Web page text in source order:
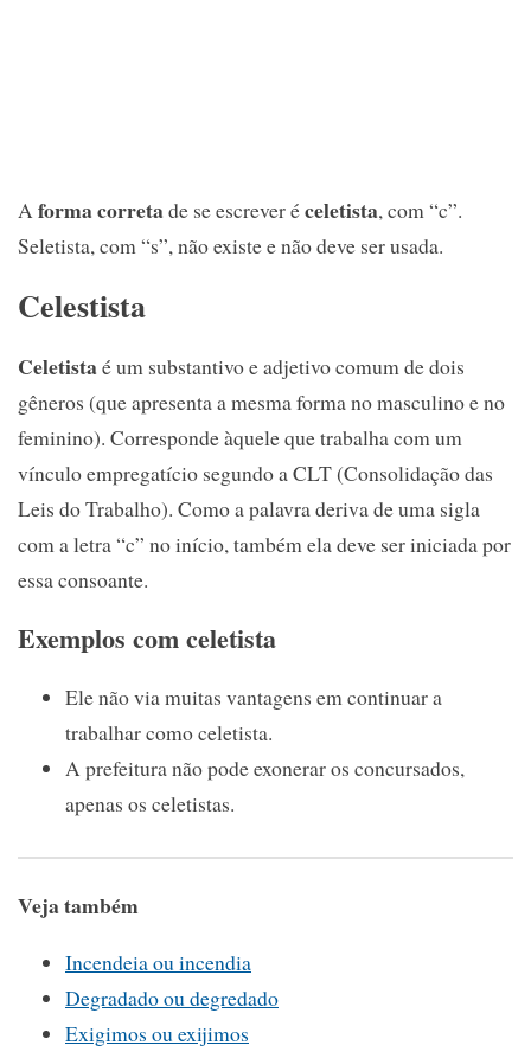
Aforma corretade se escrever éceletista, com “c”.
Seletista, com “s”, não existe e não deve ser usada.
Celestista
Celetistaé um substantivo e adjetivo comum de dois
gêneros (que apresenta a mesma forma no masculino e no
feminino). Corresponde àquele que trabalha com um
vínculo empregatício segundo a CLT (Consolidação das
Leis do Trabalho). Como a palavra deriva de uma sigla
com a letra “c” no início, também ela deve ser iniciada por
essa consoante.
Exemplos com celetista
Ele não via muitas vantagens em continuar a
trabalhar como celetista.
A prefeitura não pode exonerar os concursados,
apenas os celetistas.
Veja também
Incendeia ou incendia
Degradado ou degredado
Exigimos ou exijimos